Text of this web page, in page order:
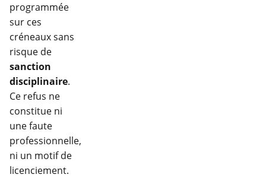
programmée
sur ces
créneaux sans
risque de
sanction
disciplinaire.
Ce refus ne
constitue ni
une faute
professionnelle,
ni un motif de
licenciement.